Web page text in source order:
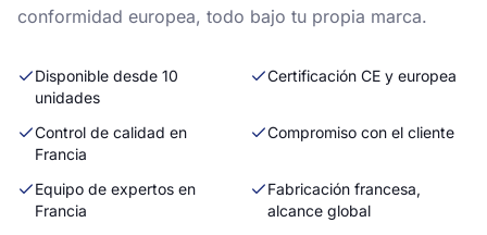
conformidad europea, todo bajo tu propia marca.
Disponible desde 10
unidades
Certificación CE y europea
Control de calidad en
Francia
Compromiso con el cliente
Equipo de expertos en
Francia
Fabricación francesa,
alcance global